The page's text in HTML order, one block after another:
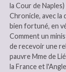
la Cour de
Chronicle, avec la
bien fortuné, en
Comment un
de recevoir une
pauvre Mme de
la France et